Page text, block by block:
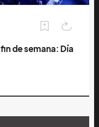
de semana: Día